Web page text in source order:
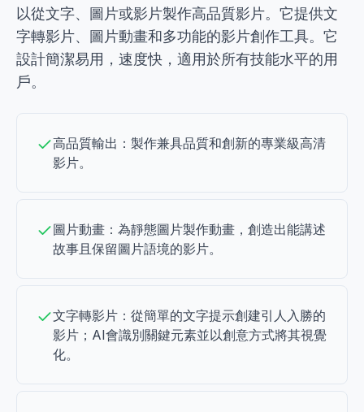
以從文字、圖片或影片製作高品質影片。它提供文
字轉影片、圖片動畫和多功能的影片創作工具。它
設計簡潔易用，速度快，適用於所有技能水平的用
戶。
高品質輸出：製作兼具品質和創新的專業級高清
影片。
圖片動畫：為靜態圖片製作動畫，創造出能講述
故事且保留圖片語境的影片。
文字轉影片：從簡單的文字提示創建引人入勝的
影片；AI會識別關鍵元素並以創意方式將其視覺
化。